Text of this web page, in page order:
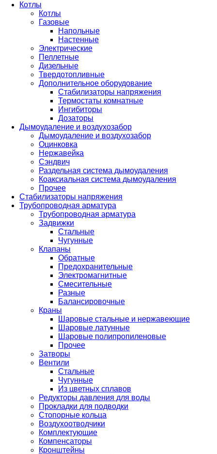
Котлы
Котлы
Газовые
Напольные
Настенные
Электрические
Пеллетные
Дизельные
Твердотопливные
Дополнительное оборудование
Стабилизаторы напряжения
Термостаты комнатные
Ингибиторы
Дозаторы
Дымоудаление и воздухозабор
Дымоудаление и воздухозабор
Оцинковка
Нержавейка
Сэндвич
Раздельная система дымоудаления
Коаксиальная система дымоудаления
Прочее
Стабилизаторы напряжения
Трубопроводная арматура
Трубопроводная арматура
Задвижки
Стальные
Чугунные
Клапаны
Обратные
Предохранительные
Электромагнитные
Смесительные
Разные
Балансировочные
Краны
Шаровые стальные и нержавеющие
Шаровые латунные
Шаровые полипропиленовые
Прочее
Затворы
Вентили
Стальные
Чугунные
Из цветных сплавов
Редукторы давления для воды
Прокладки для подводки
Стопорные кольца
Воздухоотводчики
Комплектующие
Компенсаторы
Кронштейны